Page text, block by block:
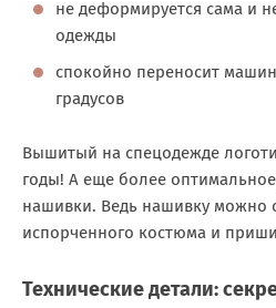
не деформируется сама и
одежды
спокойно переносит
градусов
Вышитый на спецодежде
годы! А еще более
нашивки. Ведь нашивку можно
испорченного костюма и
Технические детали: